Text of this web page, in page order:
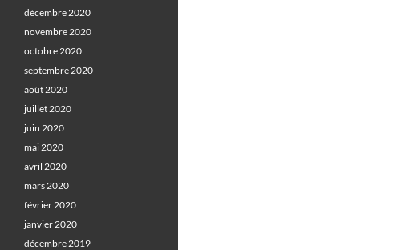
décembre 2020
novembre 2020
octobre 2020
septembre 2020
août 2020
juillet 2020
juin 2020
mai 2020
avril 2020
mars 2020
février 2020
janvier 2020
décembre 2019